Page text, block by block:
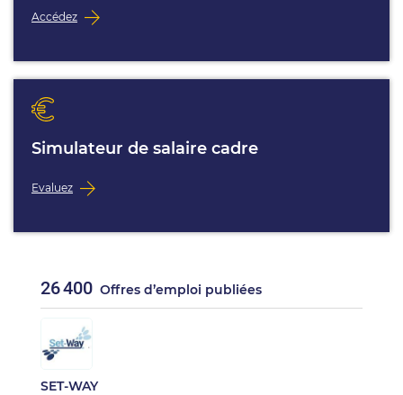
Accédez
Simulateur de salaire cadre
Evaluez
26 400 Offres d’emploi publiées
SET-WAY